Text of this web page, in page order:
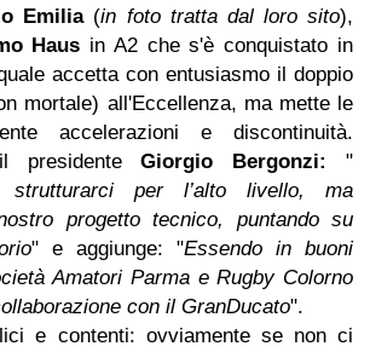
Emilia (in foto tratta dal loro sito),
Haus in A2 che s'è conquistato in
accetta con entusiasmo il doppio
mortale) all'Eccellenza, ma mette le
accelerazioni e discontinuità.
presidenteGiorgio Bergonzi:"
strutturarci per l’alto livello, ma
progetto tecnico, puntando su
" e aggiunge: "Essendo in buoni
Amatori Parma e Rugby Colorno
con il GranDucato".
e contenti: ovviamente se non ci